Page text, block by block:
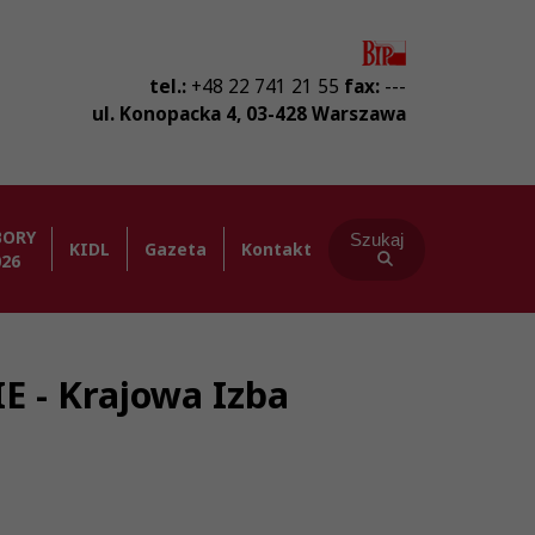
tel.: +48 22 741 21 55 fax: ---
ul. Konopacka 4, 03-428Warszawa
KIDL Gazeta Kontakt Szukaj
- Krajowa Izba